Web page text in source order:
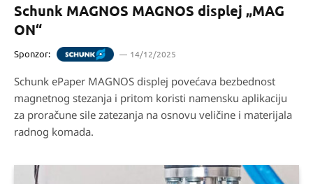
Schunk MAGNOS MAGNOS displej „MAG
ON“
Sponzor: 14/12/2025
Schunk ePaper MAGNOS displej povećava bezbednost
magnetnog stezanja i pritom koristi namensku aplikaciju
za proračune sile zatezanja na osnovu veličine i materijala
radnog komada.